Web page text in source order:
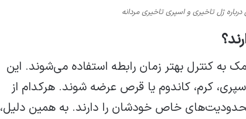
ژل تاخیری و اسپری تاخیری مردانه
کنترل بهتر زمان رابطه استفاده می‌شوند. این
کرم، کاندوم یا قرص عرضه شوند. هرکدام از
خاص خودشان را دارند. به همین دلیل،